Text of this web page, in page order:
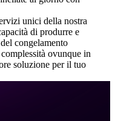
unici della nostra
di produrre e
congelamento
ovunque in
soluzione per il tuo